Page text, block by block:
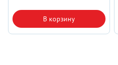
В корзину